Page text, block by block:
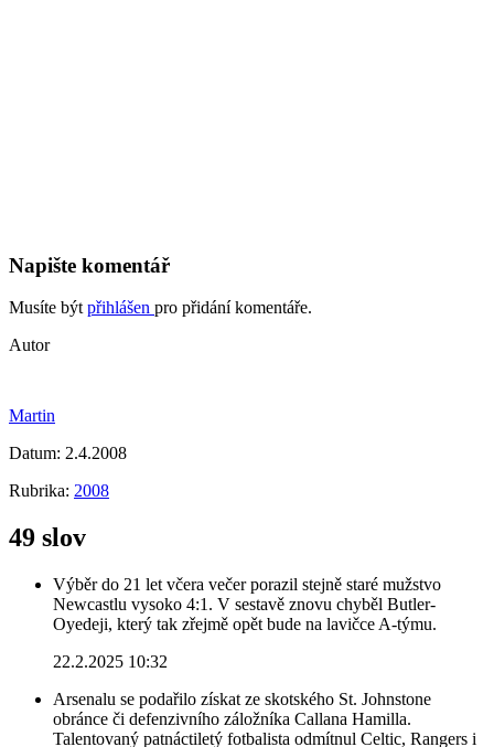
Napište komentář
Musíte být přihlášen pro přidání komentáře.
Autor
Martin
Datum: 2.4.2008
Rubrika: 2008
49 slov
Výběr do 21 let včera večer porazil stejně staré mužstvo
Newcastlu vysoko 4:1. V sestavě znovu chyběl Butler-
Oyedeji, který tak zřejmě opět bude na lavičce A-týmu.
22.2.2025 10:32
Arsenalu se podařilo získat ze skotského St. Johnstone
obránce či defenzivního záložníka Callana Hamilla.
Talentovaný patnáctiletý fotbalista odmítnul Celtic, Rangers i